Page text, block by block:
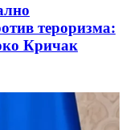
тероризма:
Кричак